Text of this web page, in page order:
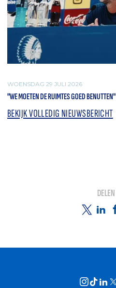
WOENSDAG 29 JULI 2026
"WE MOETEN DE RUIMTES GOED BENUTTEN"
BEKIJK VOLLEDIG NIEUWSBERICHT
DELEN